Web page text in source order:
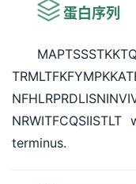
蛋白序列
terminus.